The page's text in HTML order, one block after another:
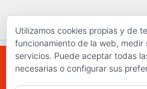
Utilizamos cookies propias y de
funcionamiento de la web, medir
servicios. Puede aceptar todas
necesarias o configurar sus